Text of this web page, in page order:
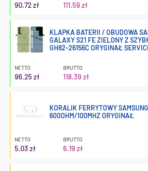
90.72 zł 111.59 zł
KLAPKA BATERII / OBUDOWA
GALAXY S21 FE ZIELONY Z
GH82-26156C ORYGINAŁ
NETTO
96.25 zł
BRUTTO
118.39 zł
KORALIK FERRYTOWY
600OHM/100MHZ ORYGINAŁ
NETTO
5.03 zł
BRUTTO
6.19 zł